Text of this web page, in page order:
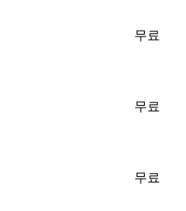
무료
무료
무료